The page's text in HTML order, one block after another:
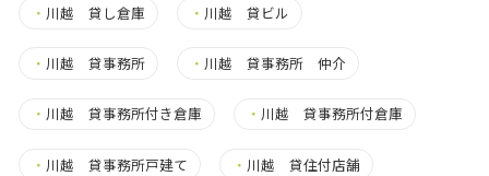
・ 川越 貸し倉庫 ・ 川越 貸ビル
・ 川越 貸事務所 ・ 川越 貸事務所 仲介
・ 川越 貸事務所付き倉庫 ・ 川越 貸事務所付倉庫
・ 川越 貸事務所戸建て ・ 川越 貸住付店舗